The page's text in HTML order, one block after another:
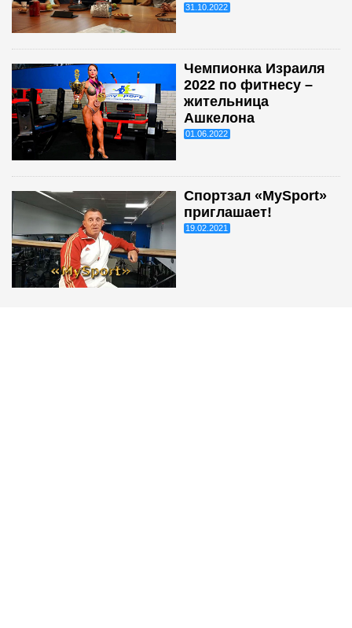
31.10.2022
Чемпионка Израиля
2022 по фитнесу –
жительница
Ашкелона
01.06.2022
Спортзал «MySport»
приглашает!
19.02.2021